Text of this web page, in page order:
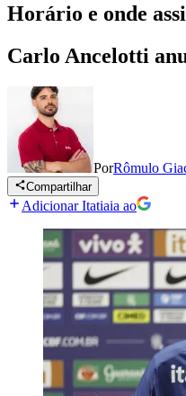
Horário e onde
Carlo Ancelotti
PorRômulo
Compartilhar
Adicionar Itatiaia ao